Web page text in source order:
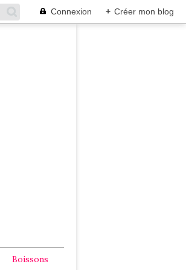
Connexion + Créer mon blog
Boissons